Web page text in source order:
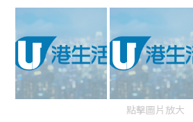
點擊圖片放大